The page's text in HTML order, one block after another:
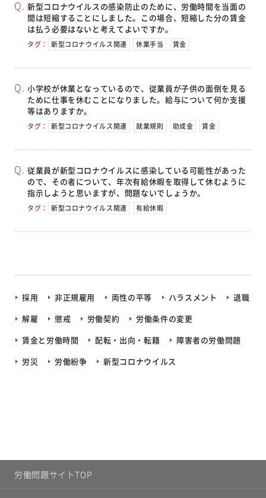
新型コロナウイルスの感染防止のために、労働時間を当面の
間は短縮することにしました。この場合、短縮した分の賃金
は払う必要はないと考えてよいですか。
タグ： 新型コロナウイルス関連 休業手当 賃金
小学校が休業となっているので、従業員が子供の面倒を見る
ために仕事を休むことになりました。給与について何か支援
等はありますか。
タグ： 新型コロナウイルス関連 就業規則 助成金 賃金
従業員が新型コロナウイルスに感染している可能性があった
ので、その者について、年次有給休暇を取得して休むように
指示しようと思いますが、問題ないでしょうか。
タグ： 新型コロナウイルス関連 有給休暇
採用 非正規雇用 両性の平等 ハラスメント
退職
解雇
懲戒 労働契約
労働条件の変更
賃金と労働時間
配転・出向・転籍
障害者の労働問題
労災
労働紛争 新型コロナウイルス
労働問題サイトTOP